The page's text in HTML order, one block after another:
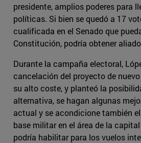
presidente, amplios poderes para
políticas. Si bien se quedó a 17
cualificada en el Senado que
Constitución, podría obtener
Durante la campaña electoral,
cancelación del proyecto de
su alto coste, y planteó la
alternativa, se hagan algunas
actual y se acondicione también
base militar en el área de la
podría habilitar para los vuelos